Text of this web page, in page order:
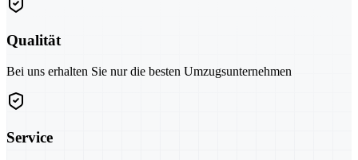
Qualität
Bei uns erhalten Sie nur die besten Umzugsunternehmen
Service